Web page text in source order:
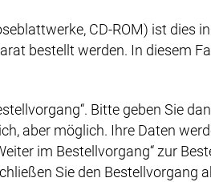
CD-ROM) ist dies
bestellt werden. In diesem
Bitte geben Sie
aber möglich. Ihre Daten
im Bestellvorgang“ zur
Sie den Bestellvorgang